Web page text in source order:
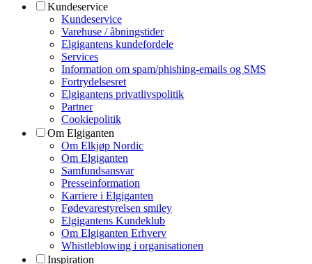
Kundeservice
Kundeservice
Varehuse / åbningstider
Elgigantens kundefordele
Services
Information om spam/phishing-emails og SMS
Fortrydelsesret
Elgigantens privatlivspolitik
Partner
Cookiepolitik
Om Elgiganten
Om Elkjøp Nordic
Om Elgiganten
Samfundsansvar
Presseinformation
Karriere i Elgiganten
Fødevarestyrelsen smiley
Elgigantens Kundeklub
Om Elgiganten Erhverv
Whistleblowing i organisationen
Inspiration